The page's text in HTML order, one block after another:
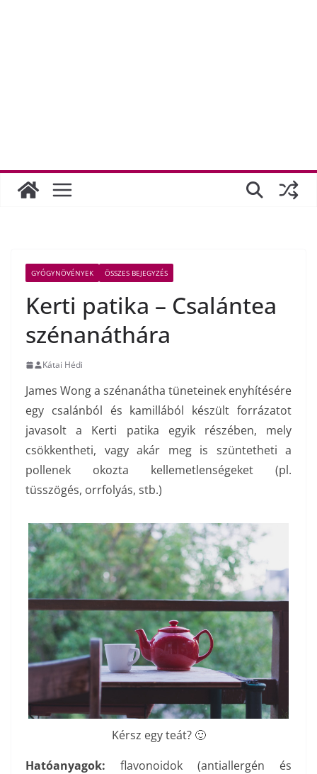
GYÓGYNÖVÉNYEK ÖSSZES BEJEGYZÉS
Kerti patika – Csalántea
szénanáthára
Kátai Hédi
James Wong a szénanátha tüneteinek enyhítésére
egy csalánból és kamillából készült forrázatot
javasolt a Kerti patika egyik részében, mely
csökkentheti, vagy akár meg is szüntetheti a
pollenek okozta kellemetlenségeket (pl.
tüsszögés, orrfolyás, stb.)
Kérsz egy teát? 🙂
Hatóanyagok: flavonoidok (antiallergén és